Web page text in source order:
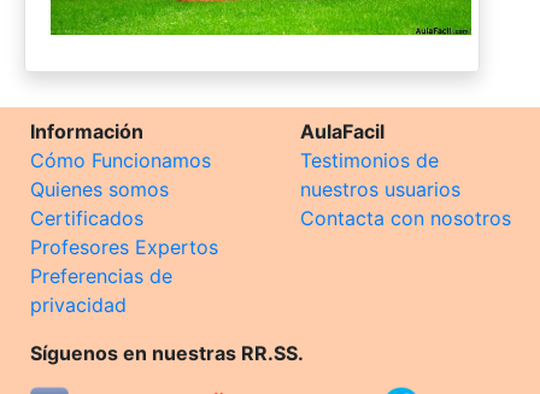
Información
Cómo Funcionamos
Quienes somos
Certificados
Profesores Expertos
Preferencias de
privacidad
AulaFacil
Testimonios de
nuestros usuarios
Contacta con nosotros
Síguenos en nuestras RR.SS.